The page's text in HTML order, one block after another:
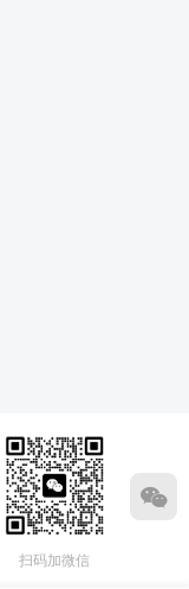
扫码加微信